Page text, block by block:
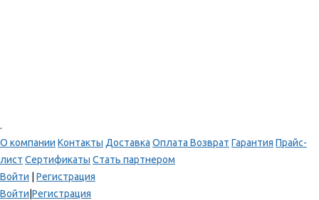
.
О компании Контакты Доставка Оплата Возврат Гарантия Прайс-
лист Сертификаты Стать партнером
Войти
Регистрация
Войти Регистрация